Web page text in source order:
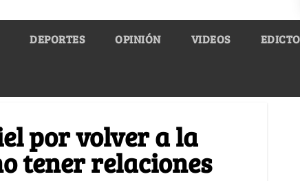
DEPORTES OPINIÓN VIDEOS
por volver a la
tener relaciones